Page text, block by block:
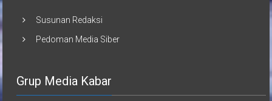
Susunan Redaksi
Pedoman Media Siber
Grup Media Kabar